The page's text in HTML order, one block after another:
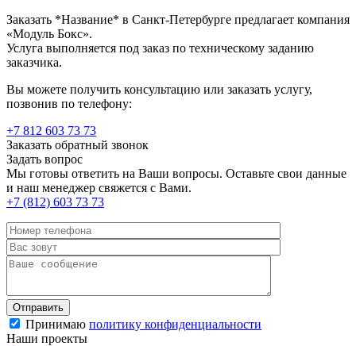
Заказать *Название* в Санкт-Петербурге предлагает компания
«Модуль Бокс».
Услуга выполняется под заказ по техническому заданию
заказчика.
Вы можете получить консультацию или заказать услугу,
позвонив по телефону:
+7 812 603 73 73
Заказать обратный звонок
Задать вопрос
Мы готовы ответить на Ваши вопросы. Оставьте свои данные
и наш менеджер свяжется с Вами.
+7 (812) 603 73 73
Принимаю политику конфиденциальности
Наши проекты